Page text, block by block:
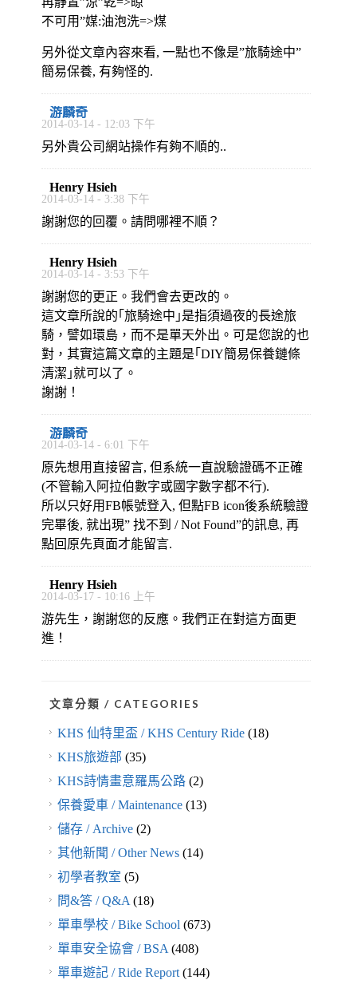
不可用”媒:油泡洗=>煤
另外從文章內容來看, 一點也不像是”旅騎途中”
簡易保養, 有夠怪的.
游麟奇
2014-03-14 - 12:03 下午
另外貴公司網站操作有夠不順的..
Henry Hsieh
2014-03-14 - 3:38 下午
謝謝您的回覆。請問哪裡不順？
Henry Hsieh
2014-03-14 - 3:53 下午
謝謝您的更正。我們會去更改的。
這文章所說的｢旅騎途中｣是指須過夜的長途旅
騎，譬如環島，而不是單天外出。可是您說的也
對，其實這篇文章的主題是｢DIY簡易保養鏈條
清潔｣就可以了。
謝謝！
游麟奇
2014-03-14 - 6:01 下午
原先想用直接留言, 但系統一直說驗證碼不正確
(不管輸入阿拉伯數字或國字數字都不行).
所以只好用FB帳號登入, 但點FB icon後系統驗證
完畢後, 就出現” 找不到 / Not Found”的訊息, 再
點回原先頁面才能留言.
Henry Hsieh
2014-03-17 - 10:16 上午
游先生，謝謝您的反應。我們正在對這方面更
進！
文章分類 / CATEGORIES
KHS 仙特里盃 / KHS Century Ride(18)
KHS旅遊部 (35)
KHS詩情畫意羅馬公路(2)
保養愛車 / Maintenance(13)
儲存 / Archive(2)
其他新聞 / Other News(14)
初學者教室 (5)
問&答 / Q&A(18)
單車學校 / Bike School(673)
單車安全協會 / BSA(408)
單車遊記 / Ride Report(144)